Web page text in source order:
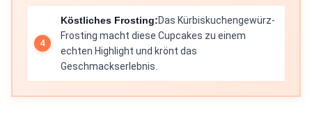
Köstliches Frosting:Das Kürbiskuchengewürz-
Frosting macht diese Cupcakes zu einem
echten Highlight und krönt das
Geschmackserlebnis.